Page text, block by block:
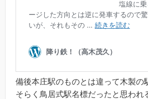
備後本庄駅のものとは違って木製の
そらく鳥居式駅名標だったと思われ